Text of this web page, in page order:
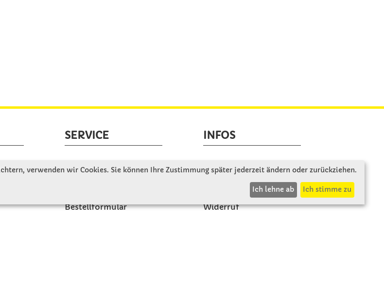
SERVICE
Gute Gründe für Winkler
Bestellformular
INFOS
Zahlung & Versand
Rücksendung
Widerruf
verwenden wir Cookies. Sie können Ihre Zustimmung später jederzeit ändern oder zurückziehen.
Ich lehne ab Ich stimme zu